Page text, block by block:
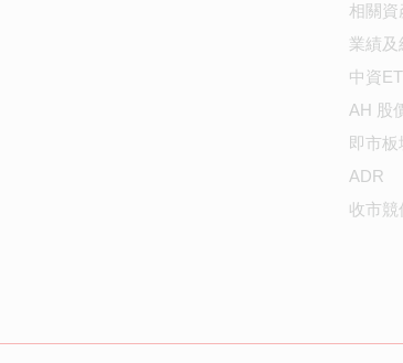
相關資
業績及
中資
AH 股
即市板
ADR
收市